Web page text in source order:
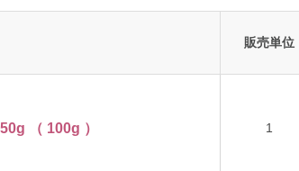
販売単位
（ 100g ） 1